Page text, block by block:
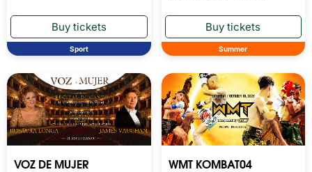
Sport Summer
VOZ DE MUJER WMT KOMBAT04